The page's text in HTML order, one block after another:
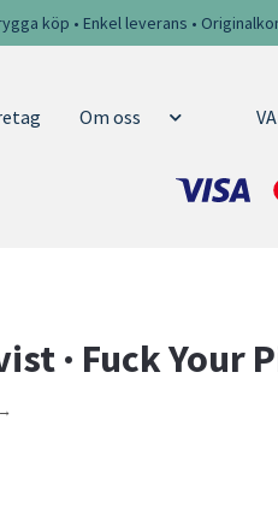
köp • Enkel leverans •
Om oss
· Fuck Your